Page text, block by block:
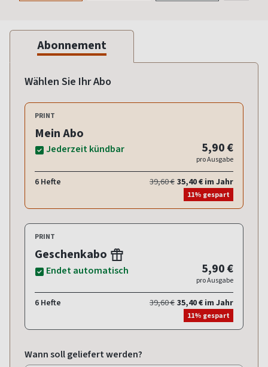
Abonnement
Wählen Sie Ihr Abo
PRINT
Mein Abo
Jederzeit kündbar 5,90 €
pro Ausgabe
6 Hefte 39,60 € 35,40 € im Jahr
11% gespart
PRINT
Geschenkabo
Endet automatisch 5,90 €
pro Ausgabe
6 Hefte 39,60 € 35,40 € im Jahr
11% gespart
Wann soll geliefert werden?